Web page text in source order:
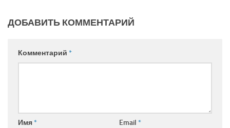
ДОБАВИТЬ КОММЕНТАРИЙ
Комментарий *
Имя* Email *